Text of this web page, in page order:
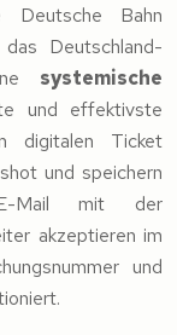
Deutsche Bahn
Deutschland-
systemische
und effektivste
digitalen Ticket
und speichern
Mail mit der
akzeptieren im
und